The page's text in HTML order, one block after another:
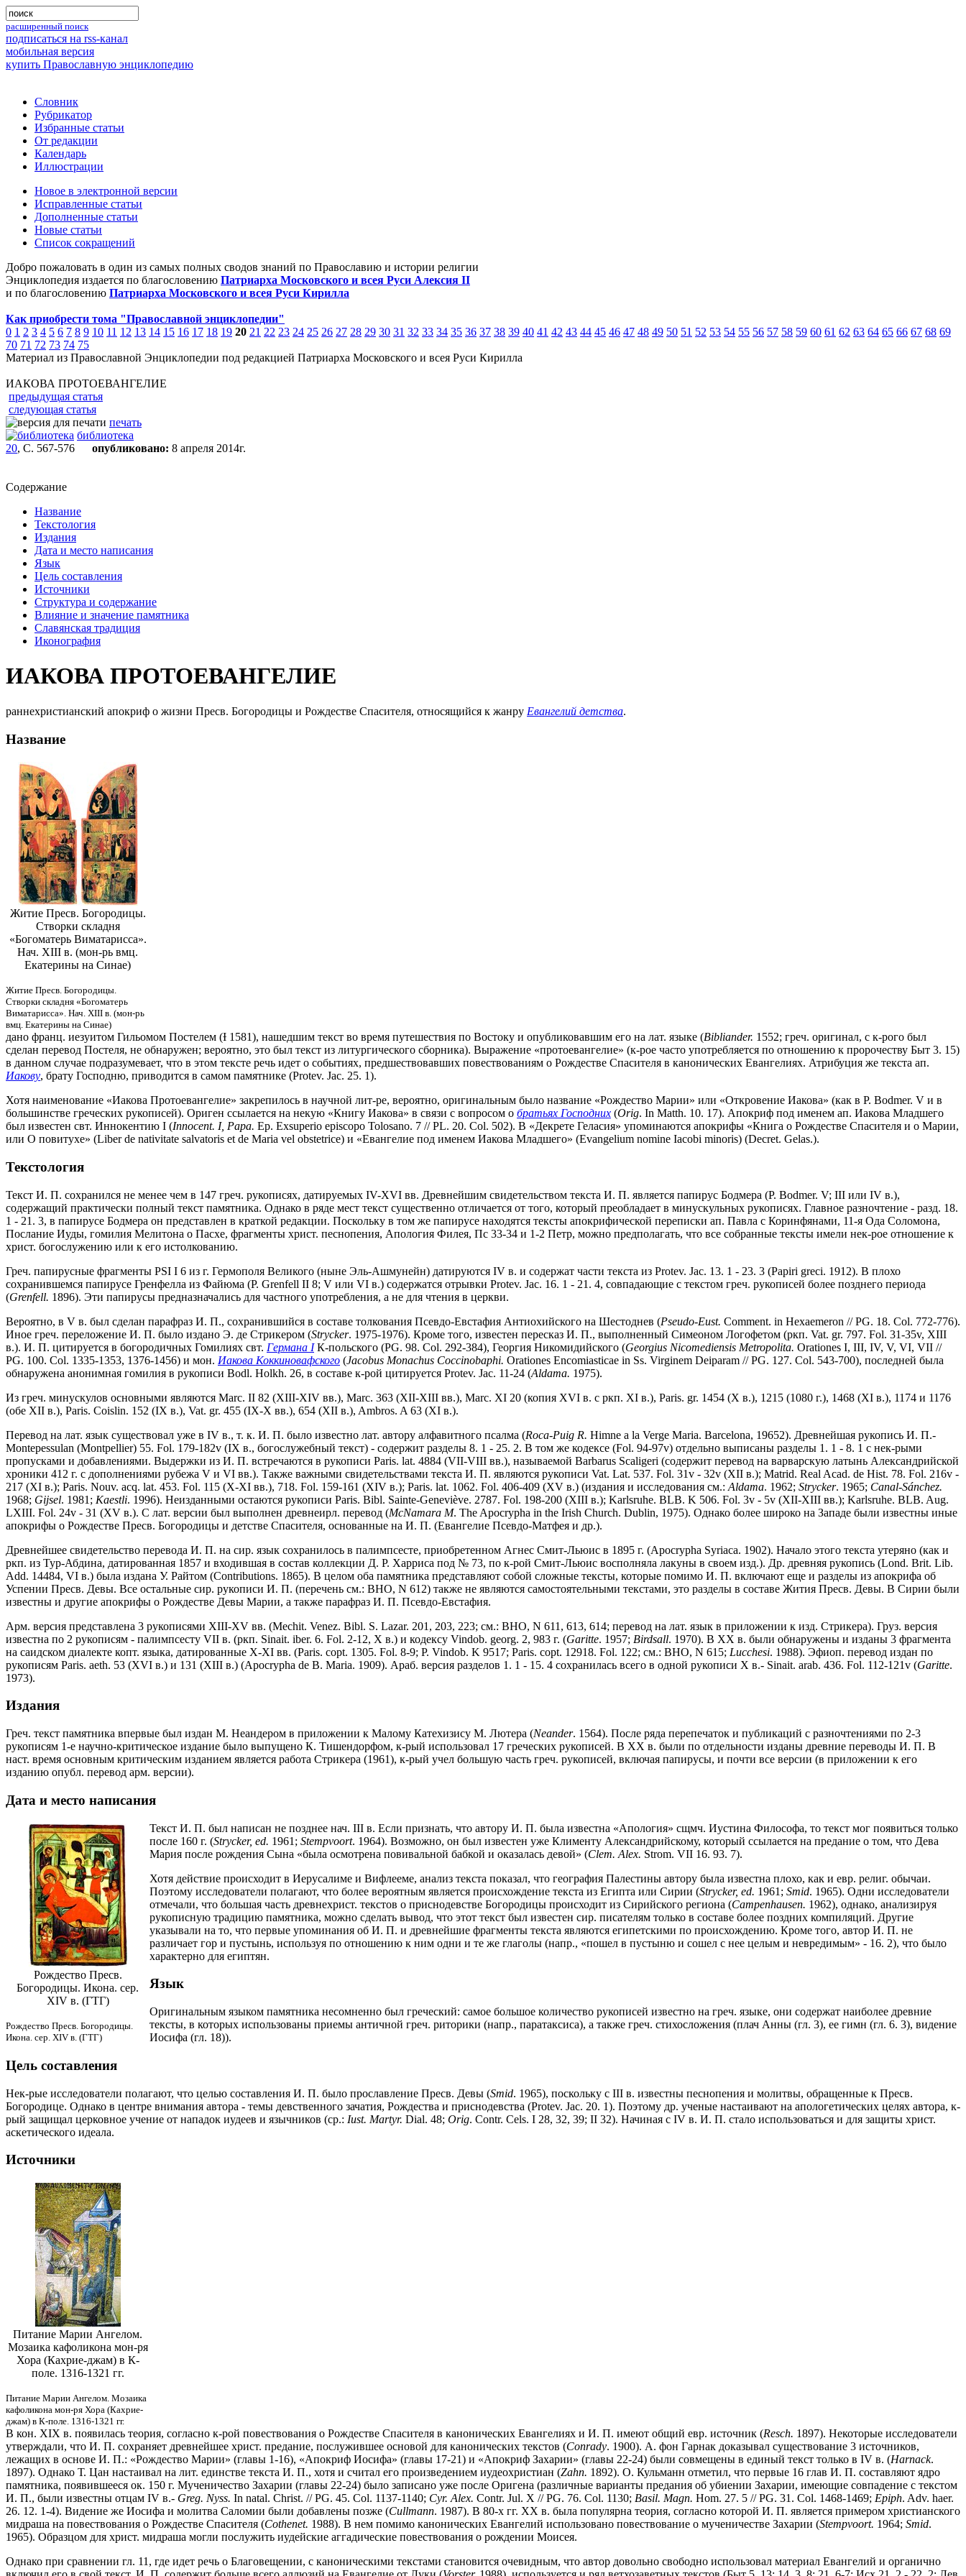
расширенный поиск
подписаться на rss-канал
мобильная версия
купить Православную энциклопедию
Словник
Рубрикатор
Избранные статьи
От редакции
Календарь
Иллюстрации
Новое в электронной версии
Исправленные статьи
Дополненные статьи
Новые статьи
Список сокращений
Добро пожаловать в один из самых полных сводов знаний по Православию и истории религии
Энциклопедия издается по благословению Патриарха Московского и всея Руси Алексия II
и по благословению Патриарха Московского и всея Руси Кирилла
Как приобрести тома "Православной энциклопедии"
0 1 2 3 4 5 6 7 8 9 10 11 12 13 14 15 16 17 18 19 20 21 22 23 24 25 26 27 28 29 30 31 32 33 34 35 36 37 38 39 40 41 42 43 44 45 46 47 48 49 50 51 52 53 54 55 56 57 58 59 60 61 62 63 64 65 66 67 68 69
70 71 72 73 74 75
Материал из Православной Энциклопедии под редакцией Патриарха Московского и всея Руси Кирилла
ИАКОВА ПРОТОЕВАНГЕЛИЕ
предыдущая статья
следующая статья
печать
библиотека
20, С. 567-576 опубликовано: 8 апреля 2014г.
Содержание
Название
Текстология
Издания
Дата и место написания
Язык
Цель составления
Источники
Структура и содержание
Влияние и значение памятника
Славянская традиция
Иконография
ИАКОВА ПРОТОЕВАНГЕЛИЕ
раннехристианский апокриф о жизни Пресв. Богородицы и Рождестве Спасителя, относящийся к жанру Евангелий детства.
Название
Житие Пресв. Богородицы.
Створки складня
«Богоматерь Виматарисса».
Нач. XIII в. (мон-рь вмц.
Екатерины на Синае)
Житие Пресв. Богородицы.
Створки складня «Богоматерь
Виматарисса». Нач. XIII в. (мон-рь
вмц. Екатерины на Синае)
дано франц. иезуитом Гильомом Постелем (Ɨ 1581), нашедшим текст во время путешествия по Востоку и опубликовавшим его на лат. языке (Bibliander. 1552; греч. оригинал, с к-рого был
сделан перевод Постеля, не обнаружен; вероятно, это был текст из литургического сборника). Выражение «протоевангелие» (к-рое часто употребляется по отношению к пророчеству Быт 3. 15)
в данном случае подразумевает, что в этом тексте речь идет о событиях, предшествовавших повествованиям о Рождестве Спасителя в канонических Евангелиях. Атрибуция же текста ап.
Иакову, брату Господню, приводится в самом памятнике (Protev. Jac. 25. 1).
Хотя наименование «Иакова Протоевангелие» закрепилось в научной лит-ре, вероятно, оригинальным было название «Рождество Марии» или «Откровение Иакова» (как в P. Bodmer. V и в
большинстве греческих рукописей). Ориген ссылается на некую «Книгу Иакова» в связи с вопросом о братьях Господних (Orig. In Matth. 10. 17). Апокриф под именем ап. Иакова Младшего
был известен свт. Иннокентию I (Innocent. I, Papa. Ep. Exsuperio episcopo Tolosano. 7 // PL. 20. Col. 502). В «Декрете Геласия» упоминаются апокрифы «Книга о Рождестве Спасителя и о Марии,
или О повитухе» (Liber de nativitate salvatoris et de Maria vel obstetrice) и «Евангелие под именем Иакова Младшего» (Evangelium nomine Iacobi minoris) (Decret. Gelas.).
Текстология
Текст И. П. сохранился не менее чем в 147 греч. рукописях, датируемых IV-XVI вв. Древнейшим свидетельством текста И. П. является папирус Бодмера (P. Bodmer. V; III или IV в.),
содержащий практически полный текст памятника. Однако в ряде мест текст существенно отличается от того, который преобладает в минускульных рукописях. Главное разночтение - разд. 18.
1 - 21. 3, в папирусе Бодмера он представлен в краткой редакции. Поскольку в том же папирусе находятся тексты апокрифической переписки ап. Павла с Коринфянами, 11-я Ода Соломона,
Послание Иуды, гомилия Мелитона о Пасхе, фрагменты христ. песнопения, Апология Филея, Пс 33-34 и 1-2 Петр, можно предполагать, что все собранные тексты имели нек-рое отношение к
христ. богослужению или к его истолкованию.
Греч. папирусные фрагменты PSI I 6 из г. Гермополя Великого (ныне Эль-Ашмунейн) датируются IV в. и содержат части текста из Protev. Jac. 13. 1 - 23. 3 (Papiri greci. 1912). В плохо
сохранившемся папирусе Гренфелла из Файюма (P. Grenfell II 8; V или VI в.) содержатся отрывки Protev. Jac. 16. 1 - 21. 4, совпадающие с текстом греч. рукописей более позднего периода
(Grenfell. 1896). Эти папирусы предназначались для частного употребления, а не для чтения в церкви.
Вероятно, в V в. был сделан парафраз И. П., сохранившийся в составе толкования Псевдо-Евстафия Антиохийского на Шестоднев (Pseudo-Eust. Comment. in Hexaemeron // PG. 18. Col. 772-776).
Иное греч. переложение И. П. было издано Э. де Стрикером (Strycker. 1975-1976). Кроме того, известен пересказ И. П., выполненный Симеоном Логофетом (ркп. Vat. gr. 797. Fol. 31-35v, XIII
в.). И. П. цитируется в богородичных Гомилиях свт. Германа IК-польского (PG. 98. Col. 292-384), Георгия Никомидийского (Georgius Nicomediensis Metropolita. Orationes I, III, IV, V, VI, VII //
PG. 100. Col. 1335-1353, 1376-1456) и мон. Иакова Коккиновафского (Jacobus Monachus Coccinobaphi. Orationes Encomiasticae in Ss. Virginem Deiparam // PG. 127. Col. 543-700), последней была
обнаружена анонимная гомилия в рукописи Bodl. Holkh. 26, в составе к-рой цитируется Protev. Jac. 11-24 (Aldama. 1975).
Из греч. минускулов основными являются Marc. II 82 (XIII-XIV вв.), Marc. 363 (XII-XIII вв.), Marc. XI 20 (копия XVI в. с ркп. XI в.), Paris. gr. 1454 (X в.), 1215 (1080 г.), 1468 (XI в.), 1174 и 1176
(обе XII в.), Paris. Coislin. 152 (IX в.), Vat. gr. 455 (IX-X вв.), 654 (XII в.), Ambros. A 63 (XI в.).
Перевод на лат. язык существовал уже в IV в., т. к. И. П. было известно лат. автору алфавитного псалма (Roca-Puig R. Himne a la Verge Maria. Barcelona, 19652). Древнейшая рукопись И. П.-
Montepessulan (Montpellier) 55. Fol. 179-182v (IX в., богослужебный текст) - содержит разделы 8. 1 - 25. 2. В том же кодексе (Fol. 94-97v) отдельно выписаны разделы 1. 1 - 8. 1 с нек-рыми
пропусками и добавлениями. Выдержки из И. П. встречаются в рукописи Paris. lat. 4884 (VII-VIII вв.), называемой Barbarus Scaligeri (содержит перевод на варварскую латынь Александрийской
хроники 412 г. с дополнениями рубежа V и VI вв.). Также важными свидетельствами текста И. П. являются рукописи Vat. Lat. 537. Fol. 31v - 32v (XII в.); Matrid. Real Acad. de Hist. 78. Fol. 216v -
217 (XI в.); Paris. Nouv. acq. lat. 453. Fol. 115 (X-XI вв.), 718. Fol. 159-161 (XIV в.); Paris. lat. 1062. Fol. 406-409 (XV в.) (издания и исследования см.: Aldama. 1962; Strycker. 1965; Canal-Sánchez.
1968; Gijsel. 1981; Kaestli. 1996). Неизданными остаются рукописи Paris. Bibl. Sainte-Geneviève. 2787. Fol. 198-200 (XIII в.); Karlsruhe. BLB. K 506. Fol. 3v - 5v (XII-XIII вв.); Karlsruhe. BLB. Aug.
LXIII. Fol. 24v - 31 (XV в.). С лат. версии был выполнен древнеирл. перевод (McNamara M. The Apocrypha in the Irish Church. Dublin, 1975). Однако более широко на Западе были известны иные
апокрифы о Рождестве Пресв. Богородицы и детстве Спасителя, основанные на И. П. (Евангелие Псевдо-Матфея и др.).
Древнейшее свидетельство перевода И. П. на сир. язык сохранилось в палимпсесте, приобретенном Агнес Смит-Льюис в 1895 г. (Apocrypha Syriaca. 1902). Начало этого текста утеряно (как и
ркп. из Тур-Абдина, датированная 1857 и входившая в состав коллекции Д. Р. Харриса под № 73, по к-рой Смит-Льюис восполняла лакуны в своем изд.). Др. древняя рукопись (Lond. Brit. Lib.
Add. 14484, VI в.) была издана У. Райтом (Contributions. 1865). В целом оба памятника представляют собой сложные тексты, которые помимо И. П. включают еще и разделы из апокрифа об
Успении Пресв. Девы. Все остальные сир. рукописи И. П. (перечень см.: BHO, N 612) также не являются самостоятельными текстами, это разделы в составе Жития Пресв. Девы. В Сирии были
известны и другие апокрифы о Рождестве Девы Марии, а также парафраз И. П. Псевдо-Евстафия.
Арм. версия представлена 3 рукописями XIII-XV вв. (Mechit. Venez. Bibl. S. Lazar. 201, 203, 223; см.: BHO, N 611, 613, 614; перевод на лат. язык в приложении к изд. Стрикера). Груз. версия
известна по 2 рукописям - палимпсесту VII в. (ркп. Sinait. iber. 6. Fol. 2-12, X в.) и кодексу Vindob. georg. 2, 983 г. (Garitte. 1957; Birdsall. 1970). В XX в. были обнаружены и изданы 3 фрагмента
на саидском диалекте копт. языка, датированные X-XI вв. (Paris. copt. 1305. Fol. 8-9; P. Vindob. K 9517; Paris. copt. 12918. Fol. 122; см.: BHO, N 615; Lucchesi. 1988). Эфиоп. перевод издан по
рукописям Paris. aeth. 53 (XVI в.) и 131 (XIII в.) (Apocrypha de B. Maria. 1909). Араб. версия разделов 1. 1 - 15. 4 сохранилась всего в одной рукописи X в.- Sinait. arab. 436. Fol. 112-121v (Garitte.
1973).
Издания
Греч. текст памятника впервые был издан М. Неандером в приложении к Малому Катехизису М. Лютера (Neander. 1564). После ряда перепечаток и публикаций с разночтениями по 2-3
рукописям 1-е научно-критическое издание было выпущено К. Тишендорфом, к-рый использовал 17 греческих рукописей. В XX в. были по отдельности изданы древние переводы И. П. В
наст. время основным критическим изданием является работа Стрикера (1961), к-рый учел большую часть греч. рукописей, включая папирусы, и почти все версии (в приложении к его
изданию опубл. перевод арм. версии).
Дата и место написания
Рождество Пресв.
Богородицы. Икона. сер.
XIV в. (ГТГ)
Рождество Пресв. Богородицы.
Икона. сер. XIV в. (ГТГ)
Текст И. П. был написан не позднее нач. III в. Если признать, что автору И. П. была известна «Апология» сщмч. Иустина Философа, то текст мог появиться только
после 160 г. (Strycker, ed. 1961; Stempvoort. 1964). Возможно, он был известен уже Клименту Александрийскому, который ссылается на предание о том, что Дева
Мария после рождения Сына «была осмотрена повивальной бабкой и оказалась девой» (Clem. Alex. Strom. VII 16. 93. 7).
Хотя действие происходит в Иерусалиме и Вифлееме, анализ текста показал, что география Палестины автору была известна плохо, как и евр. религ. обычаи.
Поэтому исследователи полагают, что более вероятным является происхождение текста из Египта или Сирии (Strycker, ed. 1961; Smid. 1965). Одни исследователи
отмечали, что большая часть древнехрист. текстов о приснодевстве Богородицы происходит из Сирийского региона (Campenhausen. 1962), однако, анализируя
рукописную традицию памятника, можно сделать вывод, что этот текст был известен сир. писателям только в составе более поздних компиляций. Другие
указывали на то, что первые упоминания об И. П. и древнейшие фрагменты текста являются египетскими по происхождению. Кроме того, автор И. П. не
различает гор и пустынь, используя по отношению к ним одни и те же глаголы (напр., «пошел в пустыню и сошел с нее целым и невредимым» - 16. 2), что было
характерно для египтян.
Язык
Оригинальным языком памятника несомненно был греческий: самое большое количество рукописей известно на греч. языке, они содержат наиболее древние
тексты, в которых использованы приемы античной греч. риторики (напр., паратаксиса), а также греч. стихосложения (плач Анны (гл. 3), ее гимн (гл. 6. 3), видение
Иосифа (гл. 18)).
Цель составления
Нек-рые исследователи полагают, что целью составления И. П. было прославление Пресв. Девы (Smid. 1965), поскольку с III в. известны песнопения и молитвы, обращенные к Пресв.
Богородице. Однако в центре внимания автора - темы девственного зачатия, Рождества и приснодевства (Protev. Jac. 20. 1). Поэтому др. ученые настаивают на апологетических целях автора, к-
рый защищал церковное учение от нападок иудеев и язычников (ср.: Iust. Martyr. Dial. 48; Orig. Contr. Cels. I 28, 32, 39; II 32). Начиная с IV в. И. П. стало использоваться и для защиты христ.
аскетического идеала.
Источники
Питание Марии Ангелом.
Мозаика кафоликона мон-ря
Хора (Кахрие-джам) в К-
поле. 1316-1321 гг.
Питание Марии Ангелом. Мозаика
кафоликона мон-ря Хора (Кахрие-
джам) в К-поле. 1316-1321 гг.
В кон. XIX в. появилась теория, согласно к-рой повествования о Рождестве Спасителя в канонических Евангелиях и И. П. имеют общий евр. источник (Resch. 1897). Некоторые исследователи
утверждали, что И. П. сохраняет древнейшее христ. предание, послужившее основой для канонических текстов (Conrady. 1900). А. фон Гарнак доказывал существование 3 источников,
лежащих в основе И. П.: «Рождество Марии» (главы 1-16), «Апокриф Иосифа» (главы 17-21) и «Апокриф Захарии» (главы 22-24) были совмещены в единый текст только в IV в. (Harnack.
1897). Однако Т. Цан настаивал на лит. единстве текста И. П., хотя и считал его произведением иудеохристиан (Zahn. 1892). О. Кульманн отметил, что первые 16 глав И. П. составляют ядро
памятника, появившееся ок. 150 г. Мученичество Захарии (главы 22-24) было записано уже после Оригена (различные варианты предания об убиении Захарии, имеющие совпадение с текстом
И. П., были известны отцам IV в.- Greg. Nyss. In natal. Christ. // PG. 45. Col. 1137-1140; Cyr. Alex. Contr. Jul. X // PG. 76. Col. 1130; Basil. Magn. Hom. 27. 5 // PG. 31. Col. 1468-1469; Epiph. Adv. haer.
26. 12. 1-4). Видение же Иосифа и молитва Саломии были добавлены позже (Cullmann. 1987). В 80-х гг. XX в. была популярна теория, согласно которой И. П. является примером христианского
мидраша на повествования о Рождестве Спасителя (Cothenet. 1988). В нем помимо канонических Евангелий использовано повествование о мученичестве Захарии (Stempvoort. 1964; Smid.
1965). Образцом для христ. мидраша могли послужить иудейские аггадические повествования о рождении Моисея.
Однако при сравнении гл. 11, где идет речь о Благовещении, с каноническими текстами становится очевидным, что автор довольно свободно использовал материал Евангелий и органично